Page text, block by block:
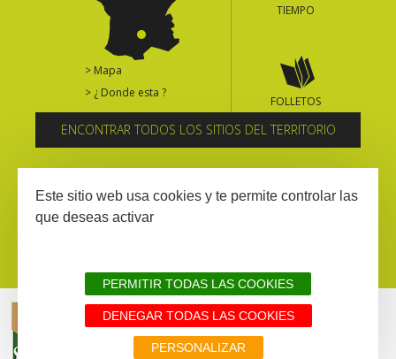
> Mapa
> ¿ Donde esta ?
TIEMPO
FOLLETOS
ENCONTRAR TODOS LOS SITIOS DEL TERRITORIO
Suscríbase al boletín informativo
AVISIO LEGAL MAPA WEB TODOS LOS SITIOS DEL TERRITORIO
Este sitio web usa cookies y te permite controlar las
que deseas activar
PERMITIR TODAS LAS COOKIES
DENEGAR TODAS LAS COOKIES
PERSONALIZAR